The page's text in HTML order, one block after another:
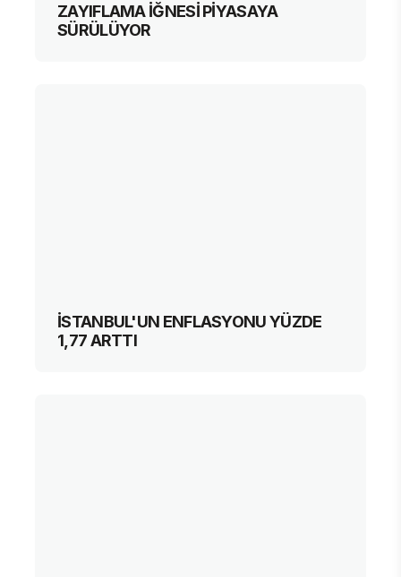
ZAYIFLAMA İĞNESİ PİYASAYA
SÜRÜLÜYOR
İSTANBUL'UN ENFLASYONU YÜZDE
1,77 ARTTI